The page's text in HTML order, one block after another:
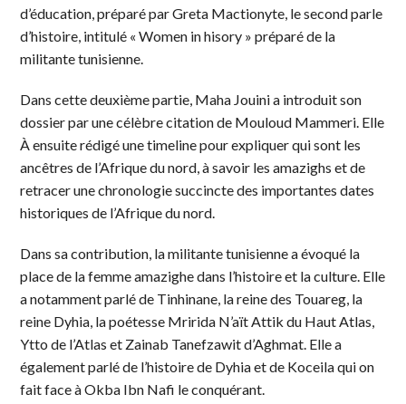
d’éducation, préparé par Greta Mactionyte, le second parle
d’histoire, intitulé « Women in hisory » préparé de la
militante tunisienne.
Dans cette deuxième partie, Maha Jouini a introduit son
dossier par une célèbre citation de Mouloud Mammeri. Elle
À ensuite rédigé une timeline pour expliquer qui sont les
ancêtres de l’Afrique du nord, à savoir les amazighs et de
retracer une chronologie succincte des importantes dates
historiques de l’Afrique du nord.
Dans sa contribution, la militante tunisienne a évoqué la
place de la femme amazighe dans l’histoire et la culture. Elle
a notamment parlé de Tinhinane, la reine des Touareg, la
reine Dyhia, la poétesse Mririda N’aït Attik du Haut Atlas,
Ytto de l’Atlas et Zainab Tanefzawit d’Aghmat. Elle a
également parlé de l’histoire de Dyhia et de Koceila qui on
fait face à Okba Ibn Nafi le conquérant.